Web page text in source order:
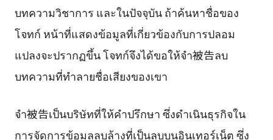
บทความวิชาการ และในปัจจุบัน ถ้าค้นหาชื่อของ
โจทก์ หน้าที่แสดงข้อมูลที่เกี่ยวข้องกับการปลอม
แปลงจะปรากฏขึ้น โจทก์จึงได้ขอให้จำ被告ลบ
บทความที่ทำลายชื่อเสียงของเขา
จำ被告เป็นบริษัทที่ให้คำปรึกษา ซึ่งดำเนินธุรกิจใน
การจัดการข้อมูลลบล้างที่เป็นลบบนอินเทอร์เน็ต ซึ่ง